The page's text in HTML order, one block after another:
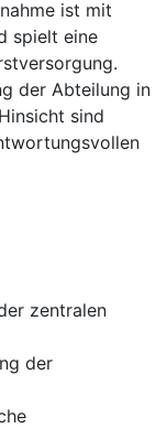
ist mit
spielt eine
der Abteilung in
sind
zentralen
der